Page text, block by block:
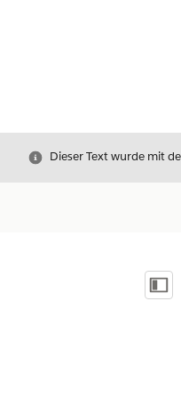
Schließen
Dieser Text wurde mit